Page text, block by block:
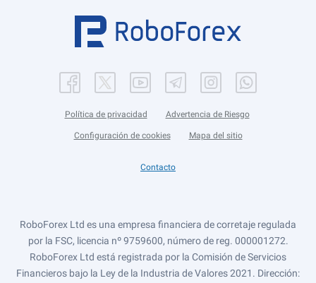
Política de privacidad Advertencia de Riesgo
Configuración de cookies Mapa del sitio
Contacto
RoboForex Ltd es una empresa financiera de corretaje regulada
por la FSC, licencia nº 9759600, número de reg. 000001272.
RoboForex Ltd está registrada por la Comisión de Servicios
Financieros bajo la Ley de la Industria de Valores 2021. Dirección: